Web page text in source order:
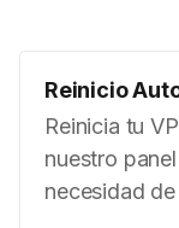
Reinicio
Reinicia tu
nuestro
necesidad